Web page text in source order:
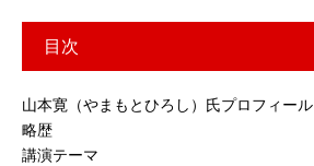
目次
山本寛（やまもとひろし）氏プロフィール
略歴
講演テーマ